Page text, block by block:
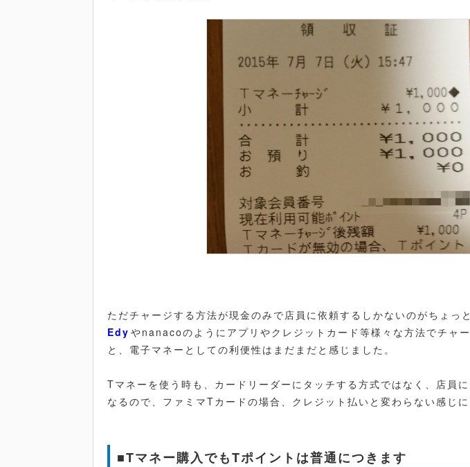
ただチャージする方法が現金のみで店員に依頼するしかないのがちょっ
Edy やnanacoのようにアプリやクレジットカード等様々な方法でチャ
と、電子マネーとしての利便性はまだまだと感じました。
Tマネーを使う時も、カードリーダーにタッチする方式ではなく、店員
なるので、ファミマTカードの場合、クレジット払いと変わらない感じに
■Tマネー購入でもTポイントは普通につきます